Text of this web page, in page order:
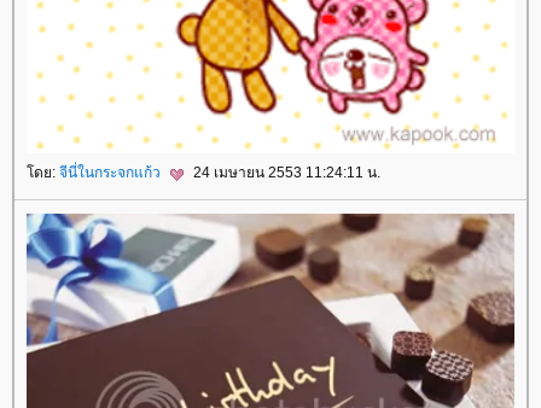
โดย: จีนี่ในกระจกแก้ว 24 เมษายน 2553 11:24:11 น.